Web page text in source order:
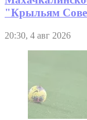
"Крыльям
20:30, 4 авг 2026